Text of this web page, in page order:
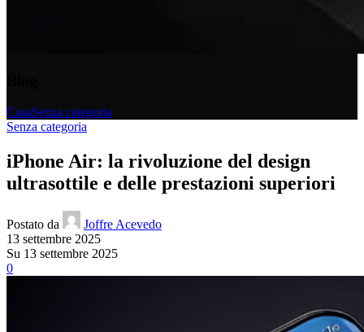
CasaSenza categoria
Senza categoria
iPhone Air: la rivoluzione del design
ultrasottile e delle prestazioni superiori
Postato da
Joffre Acevedo
13 settembre 2025
Su 13 settembre 2025
0